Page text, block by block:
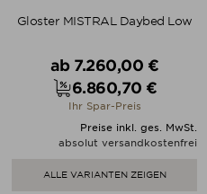
Gloster MISTRAL Daybed Low
Verkaufspreis
ab 7.260,00 €
Preis
6.860,70 €
Ihr Spar-Preis
Preise inkl. ges. MwSt.
absolut versandkostenfrei
ALLE VARIANTEN ZEIGEN